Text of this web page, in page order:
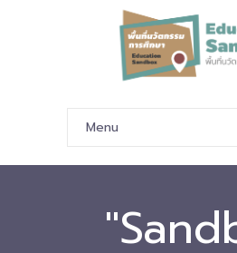
Menu
หน้าหลัก
-- มาตรฐานข้อมูลและมาตร